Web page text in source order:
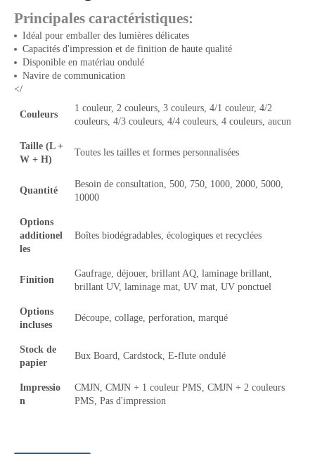
Principales caractéristiques:
Idéal pour emballer des lumières délicates
Capacités d'impression et de finition de haute qualité
Disponible en matériau ondulé
Navire de communication
</
Couleurs
1 couleur, 2 couleurs, 3 couleurs, 4/1 couleur, 4/2
couleurs, 4/3 couleurs, 4/4 couleurs, 4 couleurs, aucun
Taille (L +
W + H)
Toutes les tailles et formes personnalisées
Quantité
Besoin de consultation, 500, 750, 1000, 2000, 5000,
10000
Options
additionel
les
Boîtes biodégradables, écologiques et recyclées
Finition
Gaufrage, déjouer, brillant AQ, laminage brillant,
brillant UV, laminage mat, UV mat, UV ponctuel
Options
incluses
Découpe, collage, perforation, marqué
Stock de
papier
Bux Board, Cardstock, E-flute ondulé
Impressio
n
CMJN, CMJN + 1 couleur PMS, CMJN + 2 couleurs
PMS, Pas d'impression